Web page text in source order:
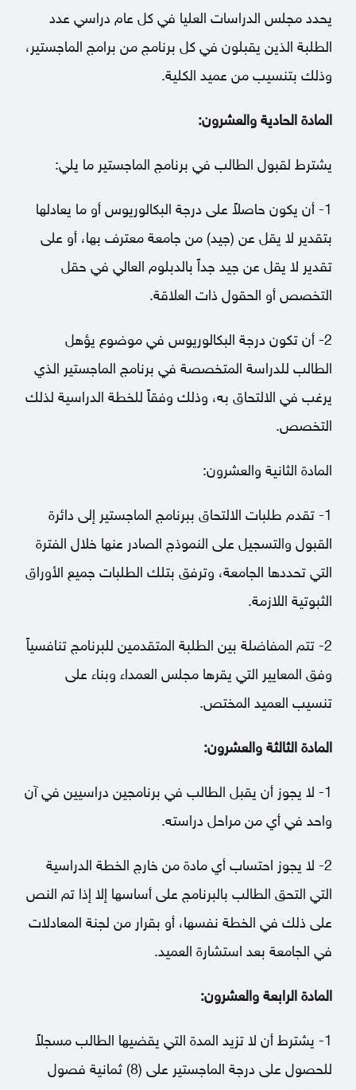
يحدد مجلس الدراسات العليا في كل عام دراسي عدد
الطلبة الذين يقبلون في كل برنامج من برامج الماجستير،
وذلك بتنسيب من عميد الكلية.
المادة الحادية والعشرون:
يشترط لقبول الطالب في برنامج الماجستير ما يلي:
1- أن يكون حاصلاً على درجة البكالوريوس أو ما يعادلها
بتقدير لا يقل عن (جيد) من جامعة معترف بها، أو على
تقدير لا يقل عن جيد جداً بالدبلوم العالي في حقل
التخصص أو الحقول ذات العلاقة.
2- أن تكون درجة البكالوريوس في موضوع يؤهل
الطالب للدراسة المتخصصة في برنامج الماجستير الذي
يرغب في الالتحاق به، وذلك وفقاً للخطة الدراسية لذلك
التخصص.
المادة الثانية والعشرون:
1- تقدم طلبات الالتحاق ببرنامج الماجستير إلى دائرة
القبول والتسجيل على النموذج الصادر عنها خلال الفترة
التي تحددها الجامعة، وترفق بتلك الطلبات جميع الأوراق
الثبوتية اللازمة.
2- تتم المفاضلة بين الطلبة المتقدمين للبرنامج تنافسياً
وفق المعايير التي يقرها مجلس العمداء وبناء على
تنسيب العميد المختص.
المادة الثالثة والعشرون:
1- لا يجوز أن يقبل الطالب في برنامجين دراسيين في آن
واحد في أي من مراحل دراسته.
2- لا يجوز احتساب أي مادة من خارج الخطة الدراسية
التي التحق الطالب بالبرنامج على أساسها إلا إذا تم النص
على ذلك في الخطة نفسها، أو بقرار من لجنة المعادلات
في الجامعة بعد استشارة العميد.
المادة الرابعة والعشرون:
1- يشترط أن لا تزيد المدة التي يقضيها الطالب مسجلاً
للحصول على درجة الماجستير على (8) ثمانية فصول